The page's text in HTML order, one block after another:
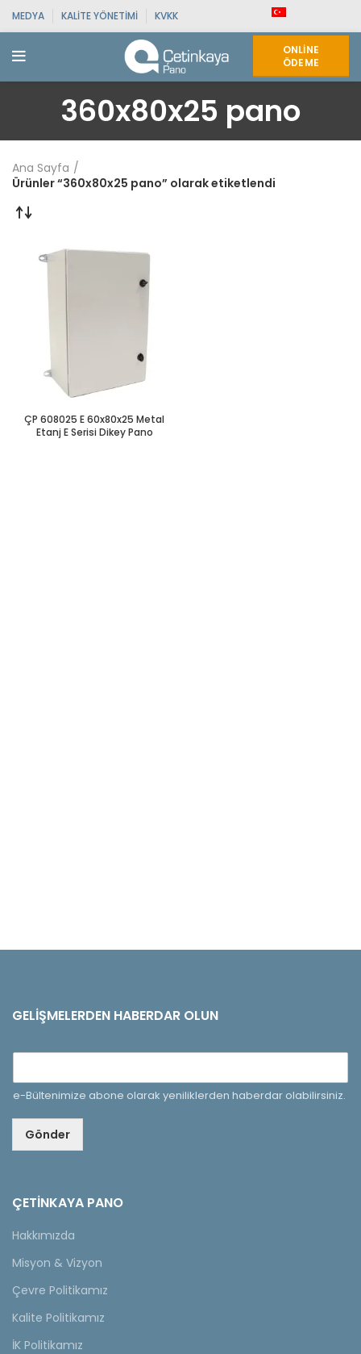
MEDYA KALITE YÖNETIMI KVKK
ONLINE
ÖDEME
360x80x25 pano
Ana Sayfa
Ürünler “360x80x25 pano” olarak etiketlendi
ÇP 608025 E 60x80x25 Metal
Etanj E Serisi Dikey Pano
GELIŞMELERDEN HABERDAR OLUN
e-Bültenimize abone olarak yeniliklerden haberdar olabilirsiniz.
Gönder
ÇETINKAYA PANO
Hakkımızda
Misyon & Vizyon
Çevre Politikamız
Kalite Politikamız
İK Politikamız